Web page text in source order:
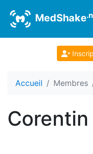
MedShake
Accueil Membres
Corentin